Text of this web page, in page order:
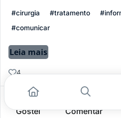
#cirurgia #tratamento
#comunicar
Leia mais
4
Gostei Comentar